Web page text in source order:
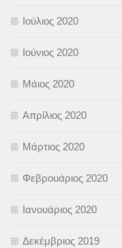
Ιούλιος 2020
Ιούνιος 2020
Μάιος 2020
Απρίλιος 2020
Μάρτιος 2020
Φεβρουάριος 2020
Ιανουάριος 2020
Δεκέμβριος 2019